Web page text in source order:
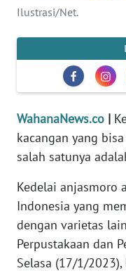
Ilustrasi/Net.
WahanaNews.co |
kacangan yang
salah satunya
Kedelai anjasmoro
Indonesia yang
dengan varietas
Perpustakaan dan
Selasa (17/1/
PENDIDIKAN
EDITORIAL
Informasi
INDEKS
BERITA
KONTAK
KAMI